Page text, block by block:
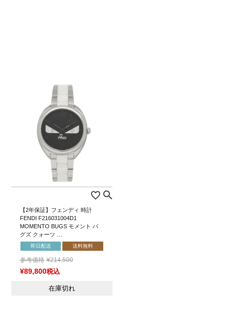
【2年保証】フェンディ 時計
FENDI F216031004D1
MOMENTO BUGS モメント バ
グズ クォーツ …
即日配送 送料無料
参考価格 ¥214,500
¥89,800税込
在庫切れ